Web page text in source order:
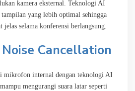
kamera eksternal. Teknologi AI
yang lebih optimal sehingga
jelas selama konferensi berlangsung.
Cancellation
internal dengan teknologi AI
mengurangi suara latar seperti